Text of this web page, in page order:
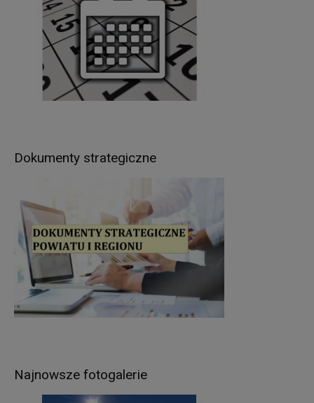
Dokumenty strategiczne
Najnowsze fotogalerie
Danych Osobowych
– Jolantę Palczewską, z
którą można się kontaktować: al. 1 Maja 14, 11-
500 Giżycko; tel. 87 428 59 58, adres e-mail:
iod@gizycko.starostwo.gov.pl.
Pani/Pana dane osobowe będą przetwarzane
w następujących celach:
zezwoleń w zakresie rejestracji pojazdów, praw
realizacji umów zawartych z kontrahentami
Administratora,
w pozostałych przypadkach Pani/Pana dane
osobowe przetwarzane są wyłącznie na podstawie
wcześniej udzielonej zgody w zakresie i celu
określonym w treści zgody (np. sprawy dot.
rekrutacji pracowników).
ciążących na Administratorze - obowiązujące
przepisy prawa (art. 6 ust.1 lit. c RODO),